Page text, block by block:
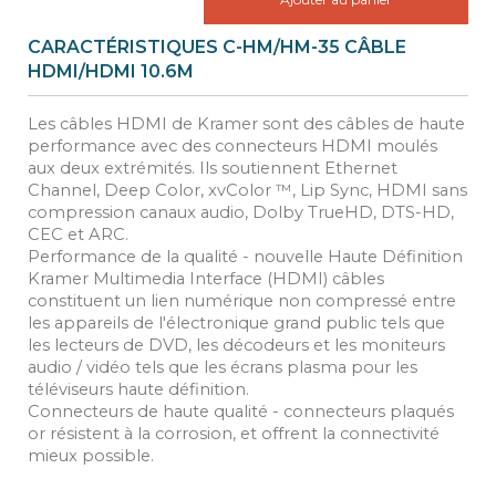
CARACTÉRISTIQUES C-HM/HM-35 CÂBLE
HDMI/HDMI 10.6M
Les câbles HDMI de Kramer sont des câbles de haute
performance avec des connecteurs HDMI moulés
aux deux extrémités. Ils soutiennent Ethernet
Channel, Deep Color, xvColor ™, Lip Sync, HDMI sans
compression canaux audio, Dolby TrueHD, DTS-HD,
CEC et ARC.
Performance de la qualité - nouvelle Haute Définition
Kramer Multimedia Interface (HDMI) câbles
constituent un lien numérique non compressé entre
les appareils de l'électronique grand public tels que
les lecteurs de DVD, les décodeurs et les moniteurs
audio / vidéo tels que les écrans plasma pour les
téléviseurs haute définition.
Connecteurs de haute qualité - connecteurs plaqués
or résistent à la corrosion, et offrent la connectivité
mieux possible.